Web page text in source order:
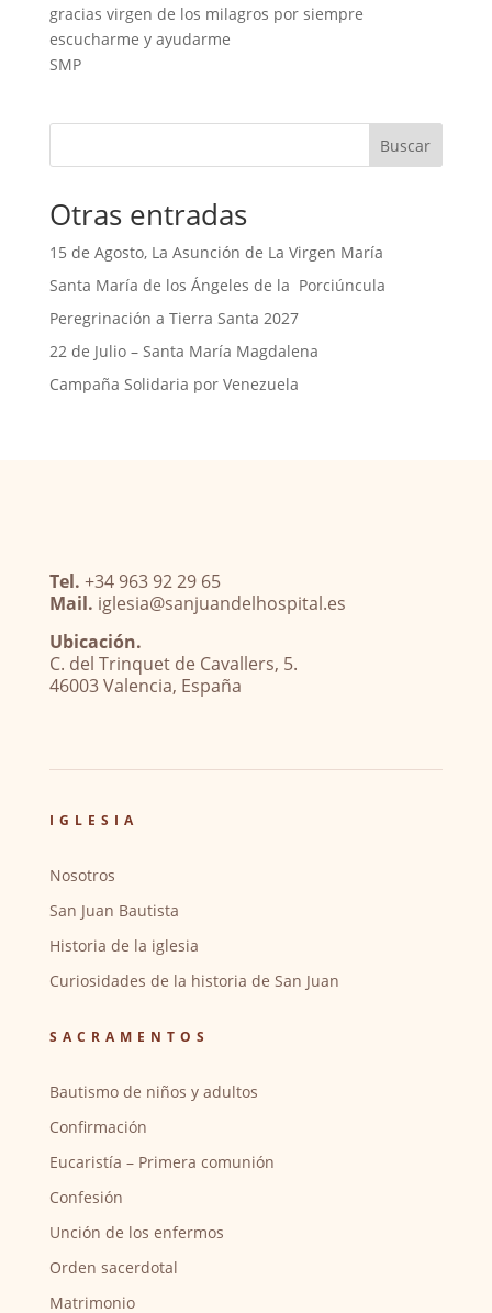
gracias virgen de los milagros por siempre
escucharme y ayudarme
SMP
Buscar
Otras entradas
15 de Agosto, La Asunción de La Virgen María
Santa María de los Ángeles de la Porciúncula
Peregrinación a Tierra Santa 2027
22 de Julio – Santa María Magdalena
Campaña Solidaria por Venezuela
Tel. +34 963 92 29 65
Mail. iglesia@sanjuandelhospital.es
Ubicación.
C. del Trinquet de Cavallers, 5.
46003 Valencia, España
IGLESIA
Nosotros
San Juan Bautista
Historia de la iglesia
Curiosidades de la historia de San Juan
SACRAMENTOS
Bautismo de niños y adultos
Confirmación
Eucaristía – Primera comunión
Confesión
Unción de los enfermos
Orden sacerdotal
Matrimonio